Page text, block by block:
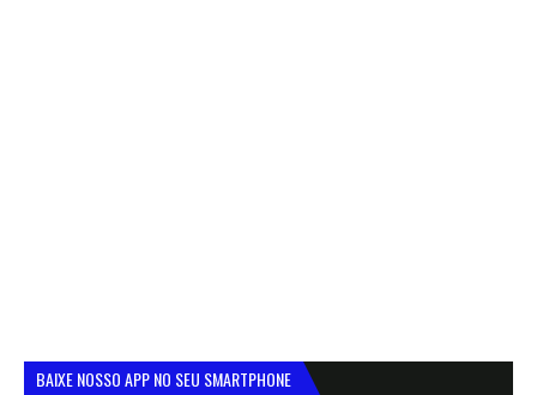
BAIXE NOSSO APP NO SEU SMARTPHONE